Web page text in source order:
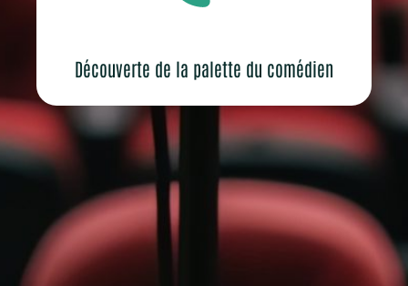
Découverte de la palette du comédien